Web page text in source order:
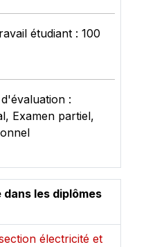
étudiant : 100
:
Examen partiel,
les diplômes
électricité et